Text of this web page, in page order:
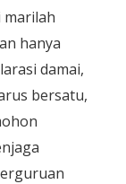
marilah
hanya
damai,
bersatu,